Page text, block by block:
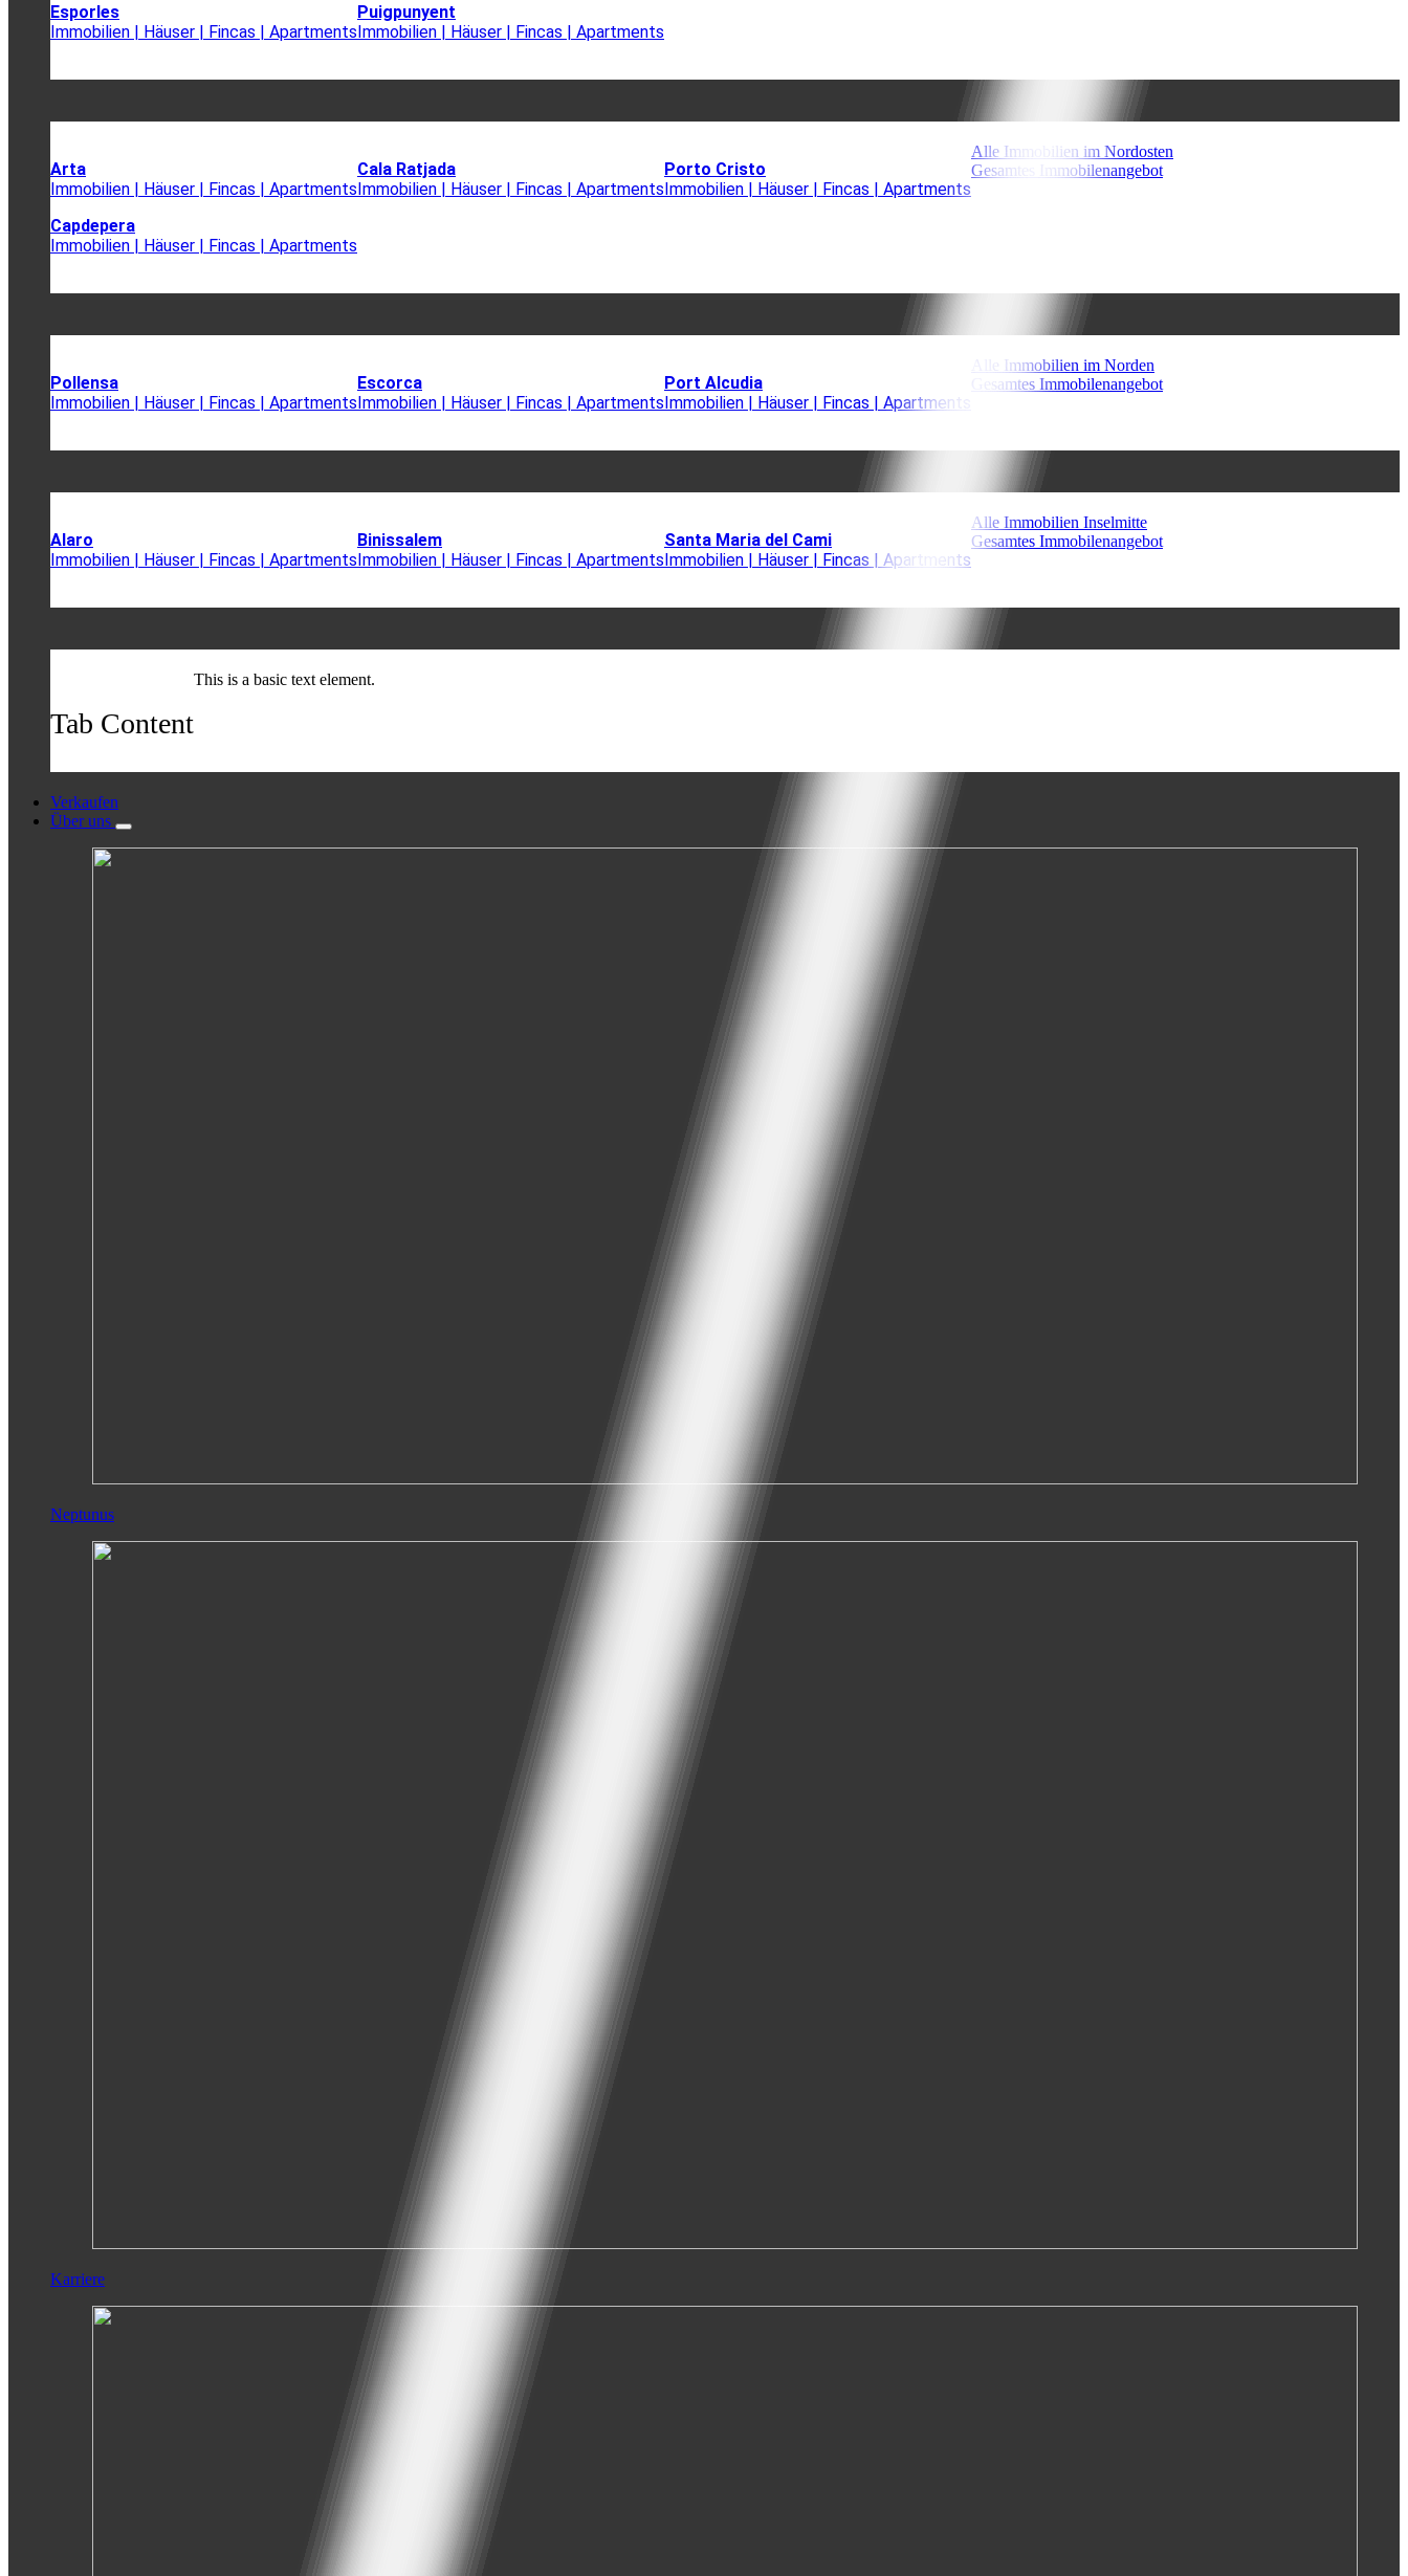
Esporles
Immobilien | Häuser | Fincas | Apartments
Puigpunyent
Immobilien | Häuser | Fincas | Apartments
Arta
Immobilien | Häuser | Fincas | Apartments
Capdepera
Immobilien | Häuser | Fincas | Apartments
Cala Ratjada
Immobilien | Häuser | Fincas | Apartments
Porto Cristo
Immobilien | Häuser | Fincas | Apartments
Alle Immobilien im Nordosten
Gesamtes Immobilenangebot
Pollensa
Immobilien | Häuser | Fincas | Apartments
Escorca
Immobilien | Häuser | Fincas | Apartments
Port Alcudia
Immobilien | Häuser | Fincas | Apartments
Alle Immobilien im Norden
Gesamtes Immobilenangebot
Alaro
Immobilien | Häuser | Fincas | Apartments
Binissalem
Immobilien | Häuser | Fincas | Apartments
Santa Maria del Cami
Immobilien | Häuser | Fincas | Apartments
Alle Immobilien Inselmitte
Gesamtes Immobilenangebot
Tab Content
This is a basic text element.
Verkaufen
Über uns
Neptunus
Karriere